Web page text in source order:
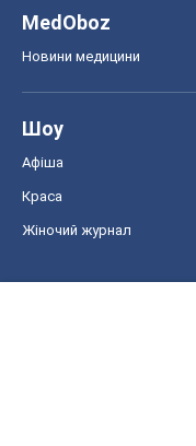
MedOboz
Новини медицини
Шоу
Афіша
Краса
Жіночий журнал